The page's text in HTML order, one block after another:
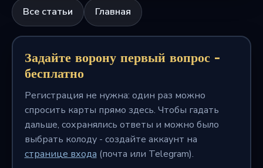
Все статьи Главная
Задайте ворону первый вопрос -
бесплатно
Регистрация не нужна: один раз можно
спросить карты прямо здесь. Чтобы гадать
дальше, сохранялись ответы и можно было
выбрать колоду - создайте аккаунт на
странице входа (почта или Telegram).